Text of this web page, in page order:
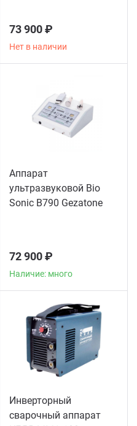
73 900 ₽
Нет в наличии
Аппарат
ультразвуковой Bio
Sonic B790 Gezatone
72 900 ₽
Наличие: много
Инверторный
сварочный аппарат